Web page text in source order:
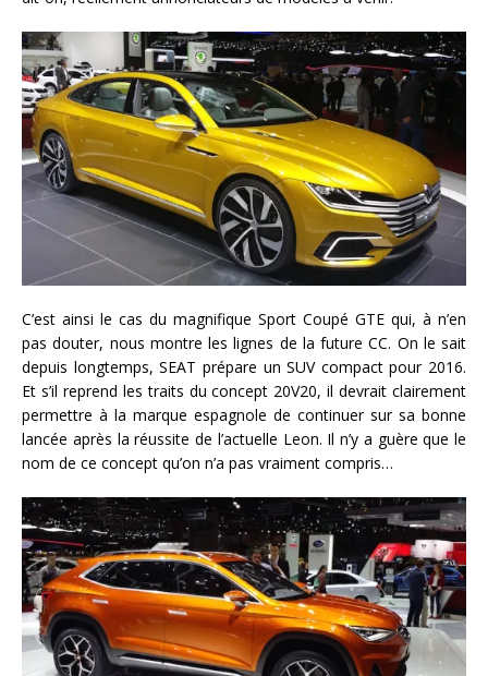
C’est ainsi le cas du magnifique Sport Coupé GTE qui, à n’en
pas douter, nous montre les lignes de la future CC. On le sait
depuis longtemps, SEAT prépare un SUV compact pour 2016.
Et s’il reprend les traits du concept 20V20, il devrait clairement
permettre à la marque espagnole de continuer sur sa bonne
lancée après la réussite de l’actuelle Leon. Il n’y a guère que le
nom de ce concept qu’on n’a pas vraiment compris…